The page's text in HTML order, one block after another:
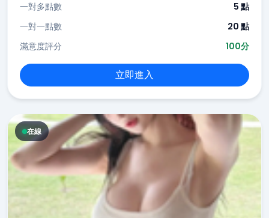
一對多點數
5 點
一對一點數
20 點
滿意度評分
100分
立即進入
在線